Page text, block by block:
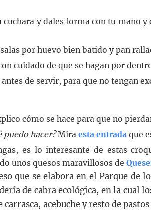
cuchara y dales forma con tu mano
por huevo bien batido y pan
cuidado de que se hagan por
de servir, para que no tengan
cómo se hace para que no
hacer?Mira esta entrada que
es lo interesante de estas
unos quesos maravillosos de
que se elabora en el Parque de
de cabra ecológica, en la cual
acebuche y resto de